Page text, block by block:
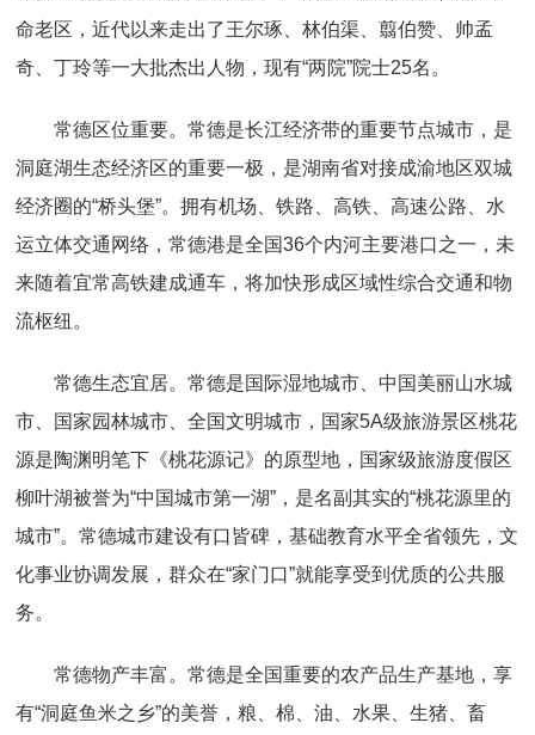
命老区，近代以来走出了王尔琢、林伯渠、翦伯赞、帅孟
奇、丁玲等一大批杰出人物，现有“两院”院士25名。
常德区位重要。常德是长江经济带的重要节点城市，是
洞庭湖生态经济区的重要一极，是湖南省对接成渝地区双城
经济圈的“桥头堡”。拥有机场、铁路、高铁、高速公路、水
运立体交通网络，常德港是全国36个内河主要港口之一，未
来随着宜常高铁建成通车，将加快形成区域性综合交通和物
流枢纽。
常德生态宜居。常德是国际湿地城市、中国美丽山水城
市、国家园林城市、全国文明城市，国家5A级旅游景区桃花
源是陶渊明笔下《桃花源记》的原型地，国家级旅游度假区
柳叶湖被誉为“中国城市第一湖”，是名副其实的“桃花源里的
城市”。常德城市建设有口皆碑，基础教育水平全省领先，文
化事业协调发展，群众在“家门口”就能享受到优质的公共服
务。
常德物产丰富。常德是全国重要的农产品生产基地，享
有“洞庭鱼米之乡”的美誉，粮、棉、油、水果、生猪、畜